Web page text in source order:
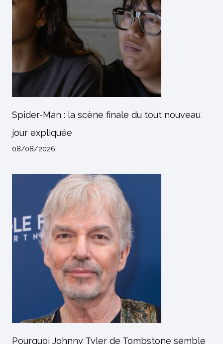
Spider-Man : la scène finale du tout nouveau
jour expliquée
08/08/2026
Pourquoi Johnny Tyler de Tombstone semble